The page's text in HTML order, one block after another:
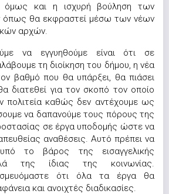
όμως και η ισχυρή βούληση των
όπως θα εκφραστεί μέσω των νέων
αρχών.
να εγγυηθούμε είναι ότι σε
τη διοίκηση του δήμου, η νέα
βαθμό που θα υπάρξει, θα πιάσει
διατεθεί για τον σκοπό τον οποίο
πολιτεία καθώς δεν αντέχουμε ως
να δαπανούμε τους πόρους της
σε έργα υποδομής ώστε να
αναθέσεις. Αυτό πρέπει να
το βάρος της εισαγγελικής
της ίδιας της κοινωνίας.
ότι όλα τα έργα θα
και ανοιχτές διαδικασίες.